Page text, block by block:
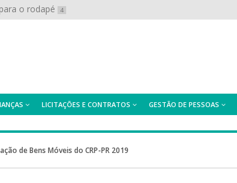
o rodapé 4
LICITAÇÕES E CONTRATOS GESTÃO DE PESSOAS
de Bens Móveis do CRP-PR 2019